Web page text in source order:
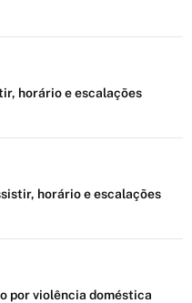
horário e escalações
horário e escalações
por violência doméstica